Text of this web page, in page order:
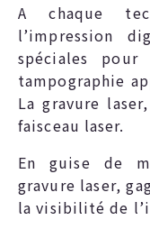
A chaque
l’impression
spéciales pour
tampographie
La gravure
faisceau laser.
En guise de
gravure laser,
la visibilité de